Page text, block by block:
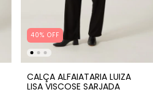
40% OFF
CALÇA ALFAIATARIA LUIZA
LISA VISCOSE SARJADA